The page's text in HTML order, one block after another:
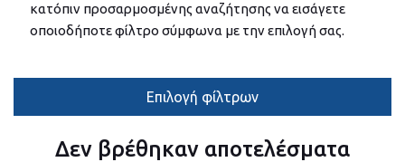
κατόπιν προσαρμοσμένης αναζήτησης να εισάγετε
οποιοδήποτε φίλτρο σύμφωνα με την επιλογή σας.
Επιλογή φίλτρων
Δεν βρέθηκαν αποτελέσματα